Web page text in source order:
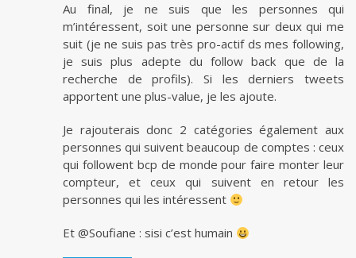
Au final, je ne suis que les personnes qui
m’intéressent, soit une personne sur deux qui me
suit (je ne suis pas très pro-actif ds mes following,
je suis plus adepte du follow back que de la
recherche de profils). Si les derniers tweets
apportent une plus-value, je les ajoute.
Je rajouterais donc 2 catégories également aux
personnes qui suivent beaucoup de comptes : ceux
qui followent bcp de monde pour faire monter leur
compteur, et ceux qui suivent en retour les
personnes qui les intéressent
Et @Soufiane : sisi c’est humain